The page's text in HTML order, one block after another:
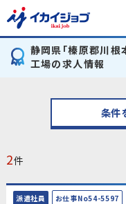
静岡県「榛原郡川根
工場の求人情報
条件
2件
派遣社員 お仕事No54-5597